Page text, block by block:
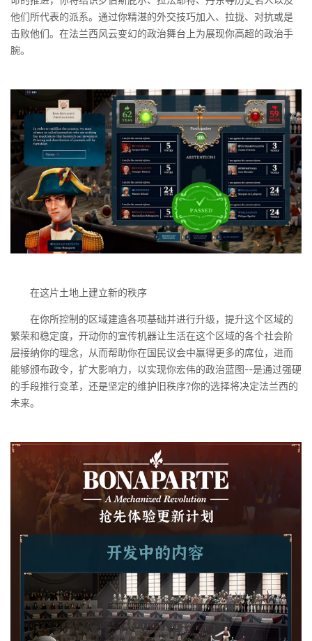
他们所代表的派系。通过你精湛的外交技巧加入、拉拢、对抗或是
击败他们。在法兰西风云变幻的政治舞台上为展现你高超的政治手
腕。
在这片土地上建立新的秩序
在你所控制的区域建造各项基础并进行升级，提升这个区域的
繁荣和稳定度，开动你的宣传机器让生活在这个区域的各个社会阶
层接纳你的理念，从而帮助你在国民议会中赢得更多的席位，进而
能够颁布政令，扩大影响力，以实现你宏伟的政治蓝图--是通过强硬
的手段推行变革，还是坚定的维护旧秩序?你的选择将决定法兰西的
未来。